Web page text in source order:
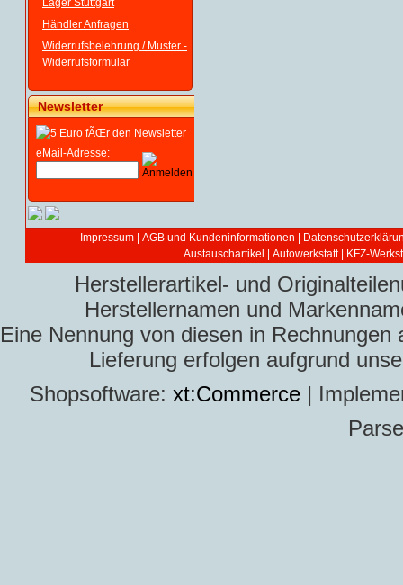
Lager Stuttgart
Händler Anfragen
Widerrufsbelehrung / Muster -
Widerrufsformular
Newsletter
eMail-Adresse:
Impressum AGB und Kundeninformationen
Austauschartikel
Autowerkstatt | KFZ-
Herstellerartikel- und
Herstellernamen und
Eine Nennung von diesen in
Lieferung erfolgen aufgrund
Shopsoftware: xt:Commerce |